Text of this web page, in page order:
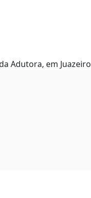
Adutora, em Juazeiro